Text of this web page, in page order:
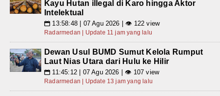
Kayu Hutan illegal di Karo hingga Aktor
Intelektual
📅 13:58:48 | 07 Agu 2026 | 👁 122 view
Radarmedan | Update 11 jam yang lalu
Dewan Usul BUMD Sumut Kelola Rumput
Laut Nias Utara dari Hulu ke Hilir
📅 11:45:12 | 07 Agu 2026 | 👁 107 view
Radarmedan | Update 13 jam yang lalu